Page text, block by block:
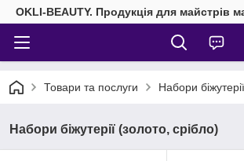
OKLI-BEAUTY. Продукція для майстрів
Товари та послуги Набори
Набори біжутерії (золото, срібло)